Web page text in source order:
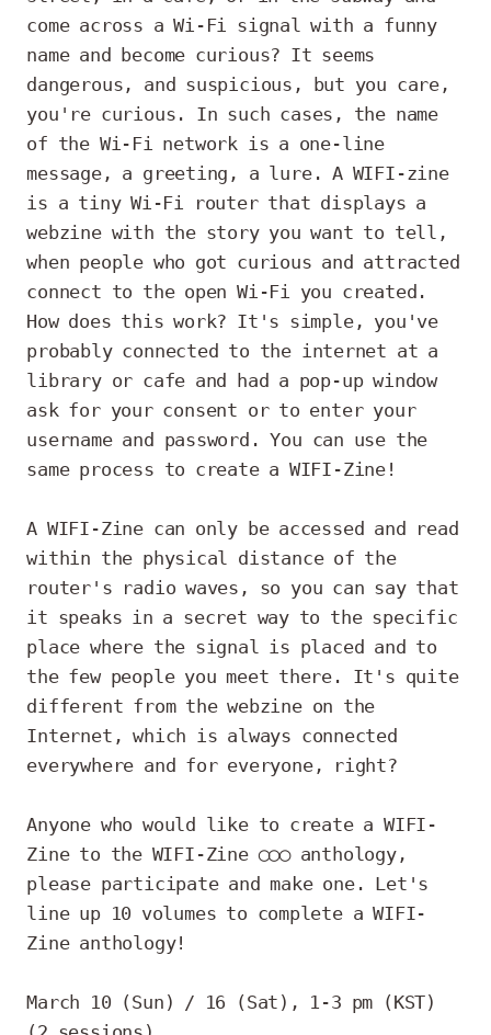
come across a Wi-Fi signal with a funny
name and become curious? It seems
dangerous, and suspicious, but you care,
you're curious. In such cases, the name
of the Wi-Fi network is a one-line
message, a greeting, a lure. A WIFI-zine
is a tiny Wi-Fi router that displays a
webzine with the story you want to tell,
when people who got curious and attracted
connect to the open Wi-Fi you created.
How does this work? It's simple, you've
probably connected to the internet at a
library or cafe and had a pop-up window
ask for your consent or to enter your
username and password. You can use the
same process to create a WIFI-Zine!
A WIFI-Zine can only be accessed and read
within the physical distance of the
router's radio waves, so you can say that
it speaks in a secret way to the specific
place where the signal is placed and to
the few people you meet there. It's quite
different from the webzine on the
Internet, which is always connected
everywhere and for everyone, right?
Anyone who would like to create a WIFI-
Zine to the WIFI-Zine ◯◯◯ anthology,
please participate and make one. Let's
line up 10 volumes to complete a WIFI-
Zine anthology!
March 10 (Sun) / 16 (Sat), 1-3 pm (KST)